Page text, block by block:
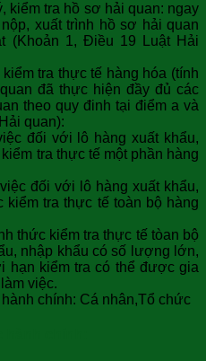
kiểm tra hồ sơ hải quan: ngay
xuất trình hồ sơ hải quan
(Khoản 1, Điều 19 Luật Hải
tra thực tế hàng hóa (tính
đã thực hiện đầy đủ các
theo quy đinh tại điểm a và
quan):
đối với lô hàng xuất khẩu,
tra thực tế một phần hàng
đối với lô hàng xuất khẩu,
kiểm tra thực tế toàn bộ hàng
thức kiểm tra thực tế tòan bộ
nhập khẩu có số lượng lớn,
hạn kiểm tra có thể được gia
việc.
chính: Cá nhân,Tổ chức